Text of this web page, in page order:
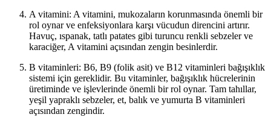
A vitamini: A vitamini, mukozaların korunmasında önemli bir
rol oynar ve enfeksiyonlara karşı vücudun direncini artırır.
Havuç, ıspanak, tatlı patates gibi turuncu renkli sebzeler ve
karaciğer, A vitamini açısından zengin besinlerdir.
B vitaminleri: B6, B9 (folik asit) ve B12 vitaminleri bağışıklık
sistemi için gereklidir. Bu vitaminler, bağışıklık hücrelerinin
üretiminde ve işlevlerinde önemli bir rol oynar. Tam tahıllar,
yeşil yapraklı sebzeler, et, balık ve yumurta B vitaminleri
açısından zengindir.